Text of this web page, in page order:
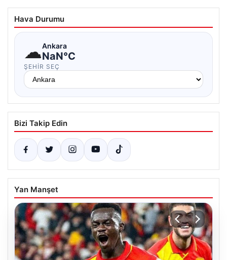
Hava Durumu
☁Ankara
NaN°C
ŞEHIR SEÇ
Bizi Takip Edin
Yan Manşet